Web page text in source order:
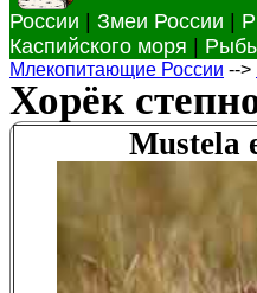
России
Змеи России
Каспийского моря
Млекопитающие России -->
Хорёк
Mustela